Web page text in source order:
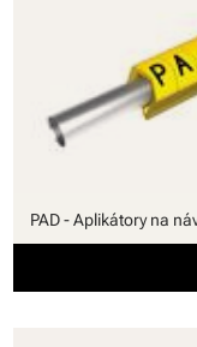
PAD - Aplikátory na